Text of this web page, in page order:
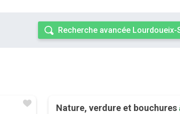
Recherche avancée Lourdoueix-
Nature, verdure et bouchures